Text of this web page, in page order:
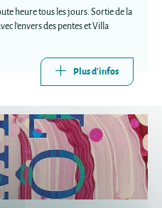
heure tous les jours. Sortie de la
l'envers des pentes et Villa
Plus d'infos